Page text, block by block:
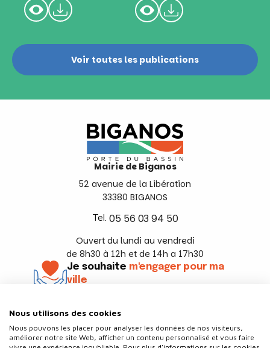
Voir toutes les publications
Mairie de Biganos
52 avenue de la Libération
33380 BIGANOS
Tel. 05 56 03 94 50
Ouvert du lundi au vendredi
de 8h30 à 12h et de 14h a 17h30
Je souhaite m'engager pour ma
ville
Nous utilisons des cookies
Nous pouvons les placer pour analyser les données de nos visiteurs,
améliorer notre site Web, afficher un contenu personnalisé et vous faire